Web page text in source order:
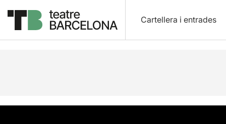
Cartellera i entrades
Descripció Fitxa artística